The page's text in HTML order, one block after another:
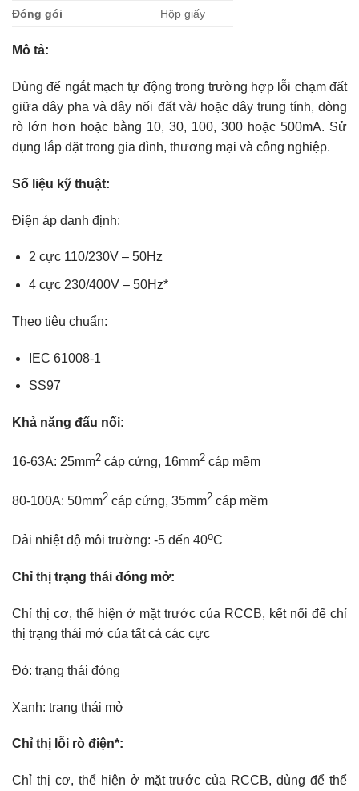
Đóng gói Hộp giấy
Mô tả:
Dùng để ngắt mạch tự động trong trường hợp lỗi chạm đất
giữa dây pha và dây nối đất và/ hoặc dây trung tính, dòng
rò lớn hơn hoặc bằng 10, 30, 100, 300 hoặc 500mA. Sử
dụng lắp đặt trong gia đình, thương mại và công nghiệp.
Số liệu kỹ thuật:
Điện áp danh định:
2 cực 110/230V – 50Hz
4 cực 230/400V – 50Hz*
Theo tiêu chuẩn:
IEC 61008-1
SS97
Khả năng đấu nối:
16-63A: 25mm2 cáp cứng, 16mm2 cáp mềm
80-100A: 50mm2 cáp cứng, 35mm2 cáp mềm
Dải nhiệt độ môi trường: -5 đến 40oC
Chỉ thị trạng thái đóng mở:
Chỉ thị cơ, thể hiện ở mặt trước của RCCB, kết nối để chỉ
thị trạng thái mở của tất cả các cực
Đỏ: trạng thái đóng
Xanh: trạng thái mở
Chỉ thị lỗi rò điện*:
Chỉ thị cơ, thể hiện ở mặt trước của RCCB, dùng để thể